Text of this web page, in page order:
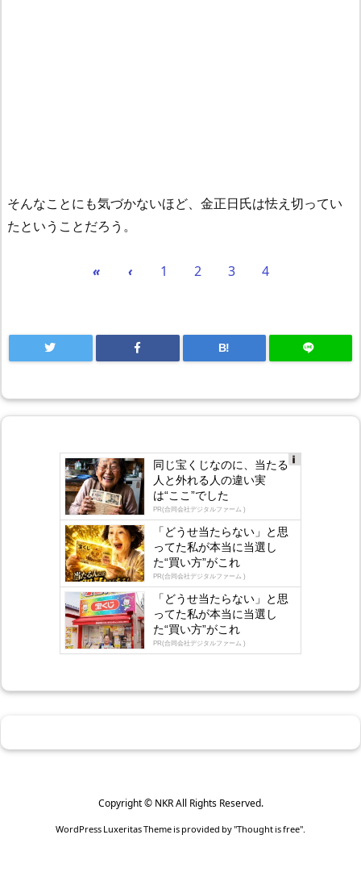
そんなことにも気づかないほど、金正日氏は怯え切ってい
たということだろう。
« ‹ 1 2 3 4
B!
gly
同じ宝くじなのに、当たる
人と外れる人の違い実
は“ここ”でした
PR(合同会社デジタルファーム )
「どうせ当たらない」と思
ってた私が本当に当選し
た“買い方”がこれ
PR(合同会社デジタルファーム )
「どうせ当たらない」と思
ってた私が本当に当選し
た“買い方”がこれ
PR(合同会社デジタルファーム )
Copyright © NKRAll Rights Reserved.
WordPress Luxeritas Theme is provided by "Thought is free".